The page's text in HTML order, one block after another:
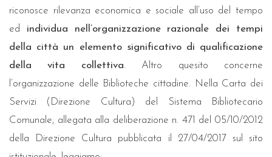
riconosce rilevanza economica e sociale all’uso del tempo
ed individua nell’organizzazione razionale dei tempi
della città un elemento significativo di qualificazione
della vita collettiva. Altro quesito concerne
l’organizzazione delle Biblioteche cittadine. Nella Carta dei
Servizi (Direzione Cultura) del Sistema Bibliotecario
Comunale, allegata alla deliberazione n. 471 del 05/10/2012
della Direzione Cultura pubblicata il 27/04/2017 sul sito